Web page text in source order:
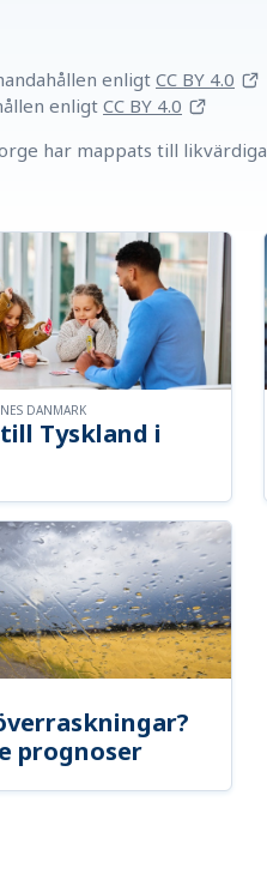
enligt CC BY 4.0
enligt CC BY 4.0
har mappats till likvärdiga
Tyskland i
DANMARK
prognoser